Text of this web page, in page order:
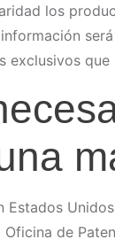
los
exclusivos que
de